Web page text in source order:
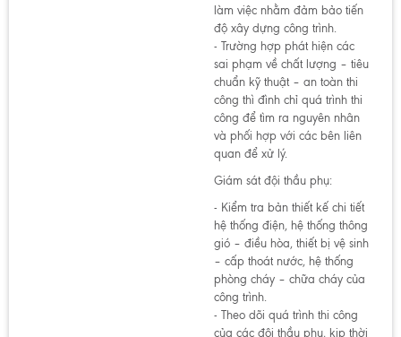
làm việc nhằm đảm bảo tiến
độ xây dựng công trình.
- Trường hợp phát hiện các
sai phạm về chất lượng – tiêu
chuẩn kỹ thuật – an toàn thi
công thì đình chỉ quá trình thi
công để tìm ra nguyên nhân
và phối hợp với các bên liên
quan để xử lý.
Giám sát đội thầu phụ:
- Kiểm tra bản thiết kế chi tiết
hệ thống điện, hệ thống thông
gió – điều hòa, thiết bị vệ sinh
– cấp thoát nước, hệ thống
phòng cháy – chữa cháy của
công trình.
- Theo dõi quá trình thi công
của các đội thầu phụ, kịp thời